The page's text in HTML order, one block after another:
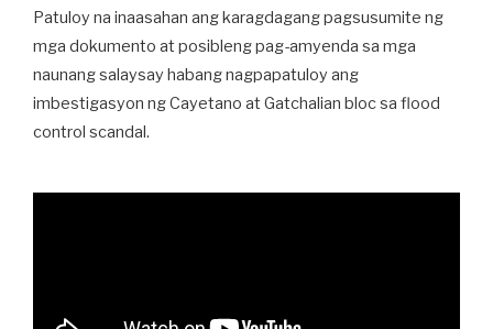
Patuloy na inaasahan ang karagdagang pagsusumite ng
mga dokumento at posibleng pag-amyenda sa mga
naunang salaysay habang nagpapatuloy ang
imbestigasyon ng Cayetano at Gatchalian bloc sa flood
control scandal.